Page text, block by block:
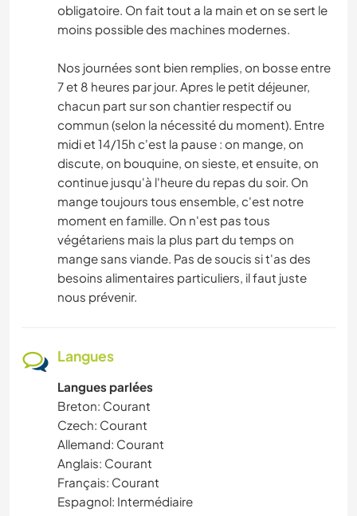
obligatoire. On fait tout a la main et on se sert le
moins possible des machines modernes.
Nos journées sont bien remplies, on bosse entre
7 et 8 heures par jour. Apres le petit déjeuner,
chacun part sur son chantier respectif ou
commun (selon la nécessité du moment). Entre
midi et 14/15h c'est la pause : on mange, on
discute, on bouquine, on sieste, et ensuite, on
continue jusqu'à l'heure du repas du soir. On
mange toujours tous ensemble, c'est notre
moment en famille. On n'est pas tous
végétariens mais la plus part du temps on
mange sans viande. Pas de soucis si t'as des
besoins alimentaires particuliers, il faut juste
nous prévenir.
Langues
Langues parlées
Breton: Courant
Czech: Courant
Allemand: Courant
Anglais: Courant
Français: Courant
Espagnol: Intermédiaire